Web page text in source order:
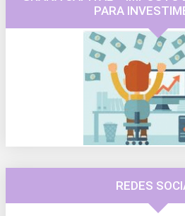
PARA
REDES